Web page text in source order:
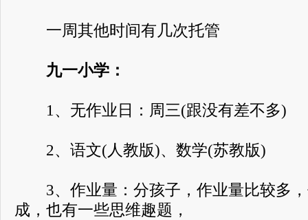
一周其他时间有几次托管
九一小学：
1、无作业日：周三(跟没有差不多)
2、语文(人教版)、数学(苏教版)
3、作业量：分孩子，作业量比较多，
成，也有一些思维趣题，